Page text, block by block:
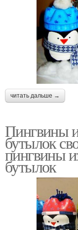
читать дальше →
Пингвины
бутылок
пингвины
бутылок